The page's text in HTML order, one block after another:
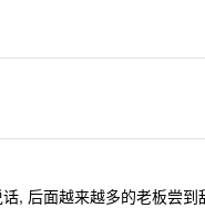
, 后面越来越多的老板尝